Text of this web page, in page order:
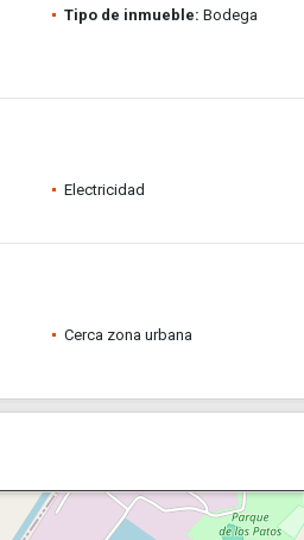
Tipo de inmueble: Bodega
Electricidad
Cerca zona urbana